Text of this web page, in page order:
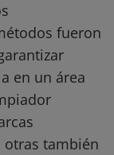
fueron
en un área
otras también